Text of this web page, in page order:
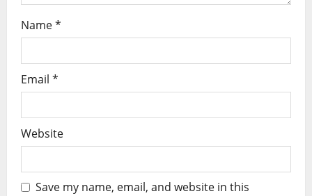
Name*
Email *
Website
Save my name, email, and website in this